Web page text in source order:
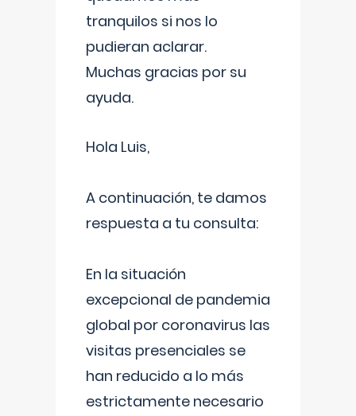
tranquilos si nos lo
pudieran aclarar.
Muchas gracias por su
ayuda.
Hola Luis,
A continuación, te damos
respuesta a tu consulta:
En la situación
excepcional de pandemia
global por coronavirus las
visitas presenciales se
han reducido a lo más
estrictamente necesario